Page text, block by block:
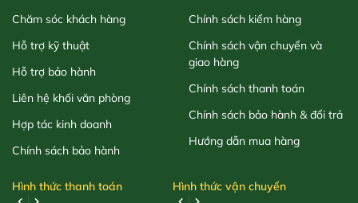
Chăm sóc khách hàng
Hỗ trợ kỹ thuật
Hỗ trợ bảo hành
Liên hệ khối văn phòng
Hợp tác kinh doanh
Chính sách bảo hành
Chính sách kiểm hàng
Chính sách vận chuyển và
giao hàng
Chính sách thanh toán
Chính sách bảo hành & đổi trả
Hướng dẫn mua hàng
Hình thức thanh toán Hình thức vận chuyển